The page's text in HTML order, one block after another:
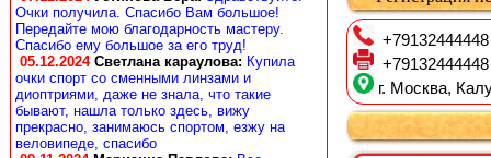
Очки получила. Спасибо Вам большое!
Передайте мою благодарность мастеру.
Спасибо ему большое за его труд!
05.12.2024 Светлана караулова: Купила
очки спорт со сменными линзами и
диоптриями, даже не знала, что такие
бывают, нашла только здесь, вижу
прекрасно, занимаюсь спортом, езжу на
веловипеде, спасибо
+79132444448
+79132444448
г. Москва,